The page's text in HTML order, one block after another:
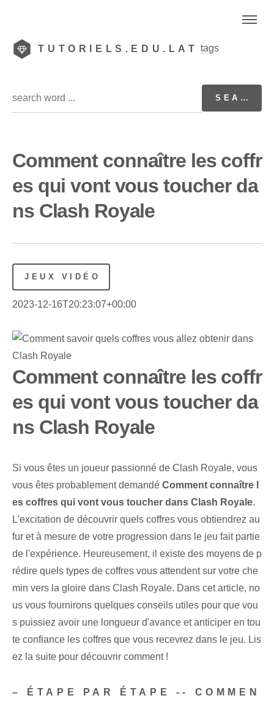
TUTORIELS.EDU.LAT tags
Comment connaître les coffr
es qui vont vous toucher da
ns Clash Royale
JEUX VIDÉO
2023-12-16T20:23:07+00:00
Comment connaître les coffr
es qui vont vous toucher da
ns Clash Royale
Si vous êtes un joueur passionné de Clash Royale, vous
vous êtes probablement demandé Comment connaître l
es coffres qui vont vous toucher dans Clash Royale.
L'excitation de découvrir quels coffres vous obtiendrez au
fur et à mesure de votre progression dans le jeu fait partie
de l'expérience. Heureusement, il existe des moyens de p
rédire quels types de coffres vous attendent sur votre che
min vers la gloire dans Clash Royale. Dans cet article, no
us vous fournirons quelques conseils utiles pour que vou
s puissiez avoir une longueur d'avance et anticiper en tou
te confiance les coffres que vous recevrez dans le jeu. Lis
ez la suite pour découvrir comment !
– ÉTAPE PAR ÉTAPE -- COMMEN